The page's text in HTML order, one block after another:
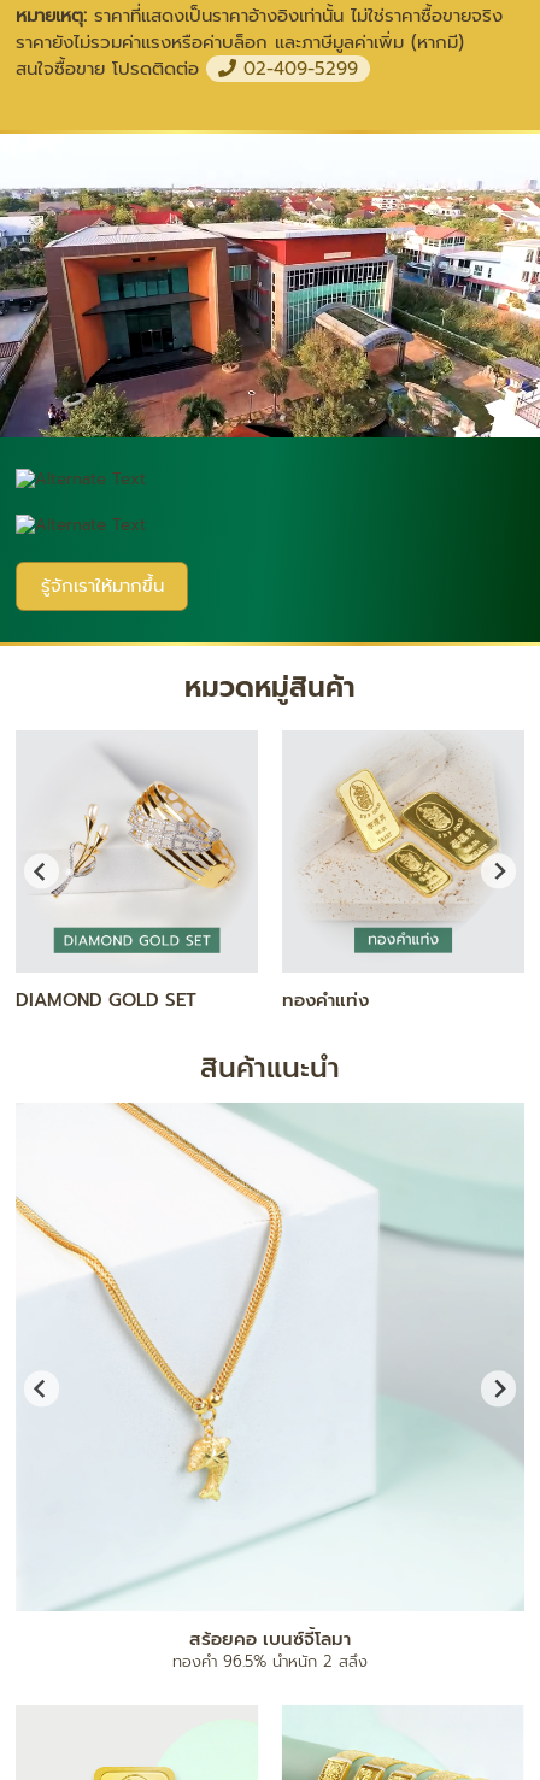
หมายเหตุ:ราคาที่แสดงเป็นราคาอ้างอิงเท่านั้น ไม่ใช่ราคาซื้อขายจริง
ราคายังไม่รวมค่าแรงหรือค่าบล็อก และภาษีมูลค่าเพิ่ม (หากมี)
สนใจซื้อขาย โปรดติดต่อ
02-409-5299
รู้จักเราให้มากขึ้น
หมวดหมู่สินค้า
DIAMOND GOLD SET ทองคำแท่ง
สินค้าแนะนำ
สร้อยคอ เบนซ์จี้โลมา
ทองคำ 96.5% น้ำหนัก 2 สลึง